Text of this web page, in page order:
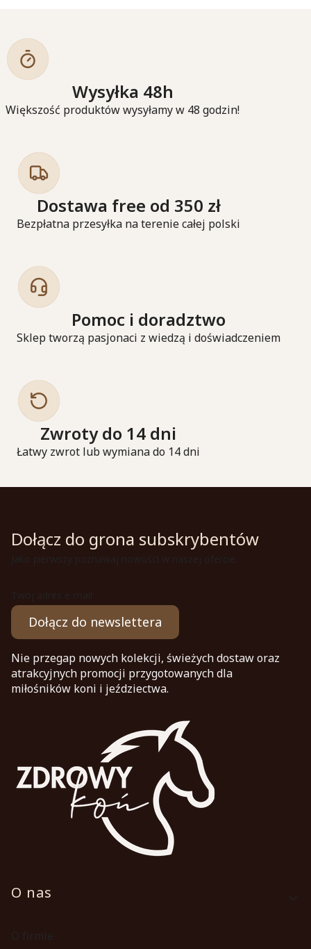
Wysyłka 48h
Większość produktów wysyłamy w 48 godzin!
Dostawa free od 350 zł
Bezpłatna przesyłka na terenie całej polski
Pomoc i doradztwo
Sklep tworzą pasjonaci z wiedzą i doświadczeniem
Zwroty do 14 dni
Łatwy zwrot lub wymiana do 14 dni
Dołącz do grona subskrybentów
Dołącz do newslettera
Nie przegap nowych kolekcji, świeżych dostaw oraz
atrakcyjnych promocji przygotowanych dla
miłośników koni i jeździectwa.
Linki w stopce
O nas